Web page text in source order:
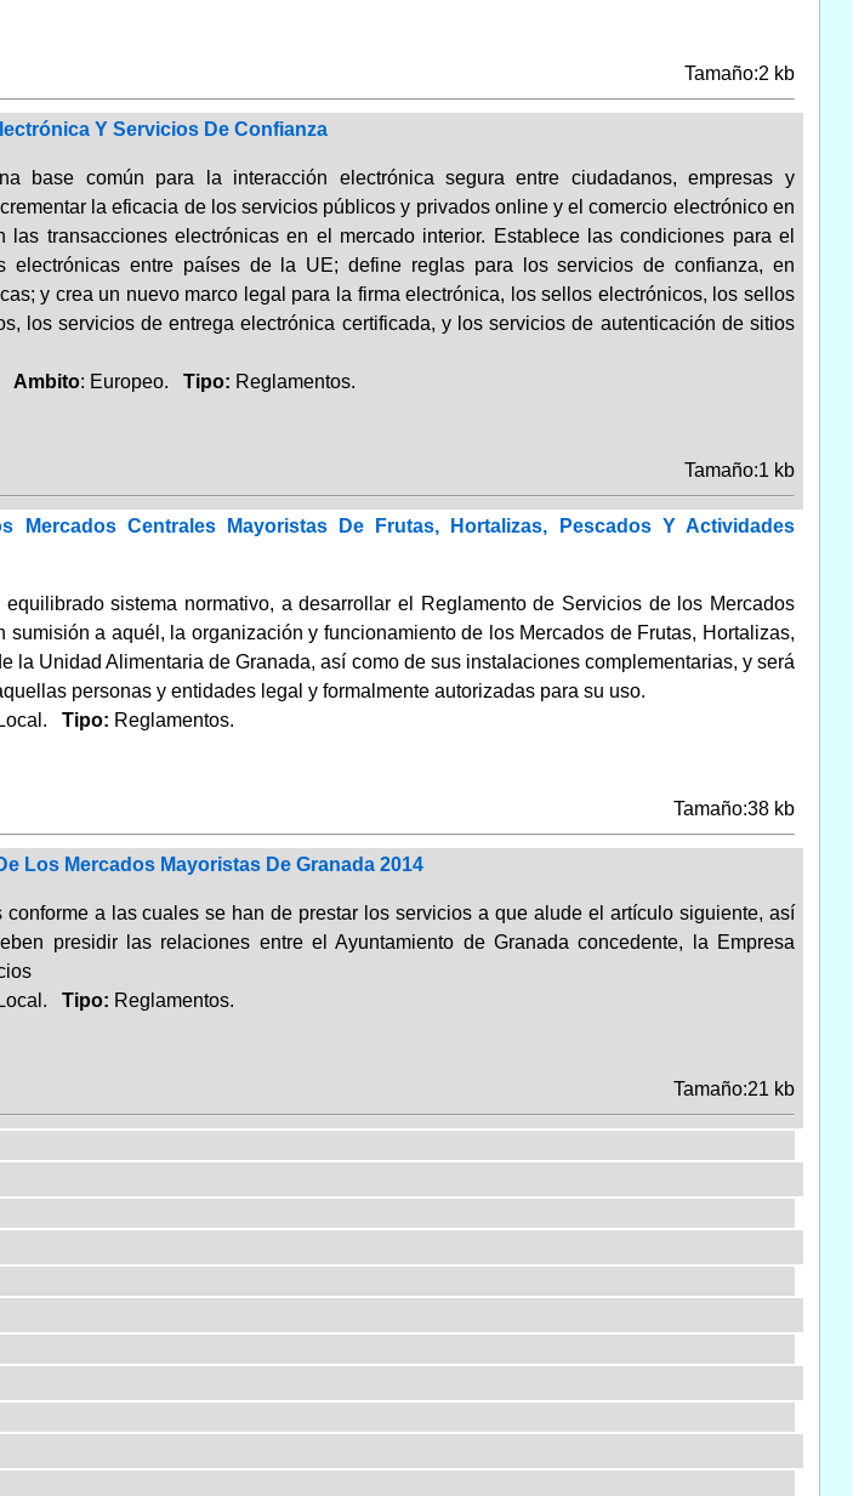
Tamaño:2 kb
Y Servicios De Confianza
base común para la interacción electrónica segura entre ciudadanos, empresas y
la eficacia de los servicios públicos y privados online y el comercio electrónico en
transacciones electrónicas en el mercado interior. Establece las condiciones para el
electrónicas entre países de la UE; define reglas para los servicios de confianza, en
y crea un nuevo marco legal para la firma electrónica, los sellos electrónicos, los sellos
los servicios de entrega electrónica certificada, y los servicios de autenticación de sitios
Ambito: Europeo. Tipo: Reglamentos.
Tamaño:1 kb
Mercados Centrales Mayoristas De Frutas, Hortalizas, Pescados Y Actividades
sistema normativo, a desarrollar el Reglamento de Servicios de los Mercados
sumisión a aquél, la organización y funcionamiento de los Mercados de Frutas, Hortalizas,
la Unidad Alimentaria de Granada, así como de sus instalaciones complementarias, y será
personas y entidades legal y formalmente autorizadas para su uso.
Tipo: Reglamentos.
Tamaño:38 kb
Los Mercados Mayoristas De Granada 2014
a las cuales se han de prestar los servicios a que alude el artículo siguiente, así
presidir las relaciones entre el Ayuntamiento de Granada concedente, la Empresa
Tipo: Reglamentos.
Tamaño:21 kb